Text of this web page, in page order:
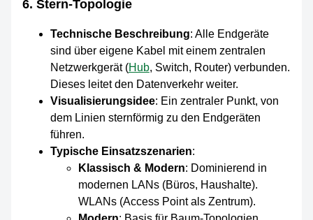
6. Stern-Topologie
Technische Beschreibung: Alle Endgeräte
sind über eigene Kabel mit einem zentralen
Netzwerkgerät (Hub, Switch, Router) verbunden.
Dieses leitet den Datenverkehr weiter.
Visualisierungsidee: Ein zentraler Punkt, von
dem Linien sternförmig zu den Endgeräten
führen.
Typische Einsatzszenarien:
Klassisch & Modern: Dominierend in
modernen LANs (Büros, Haushalte).
WLANs (Access Point als Zentrum).